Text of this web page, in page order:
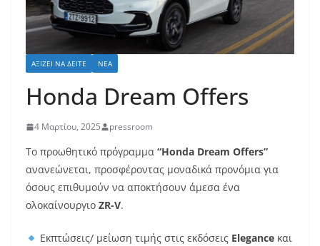
ΑΞΊΖΕΙ ΝΑ ΔΕΊΤΕ ΝΈΑ
Honda Dream Offers
4 Μαρτίου, 2025 pressroom
Το προωθητικό πρόγραμμα “Honda Dream Offers”
ανανεώνεται, προσφέροντας μοναδικά προνόμια για
όσους επιθυμούν να αποκτήσουν άμεσα ένα
ολοκαίνουργιο ZR-V.
Εκπτώσεις/ μείωση τιμής στις εκδόσειςEleganceκαι